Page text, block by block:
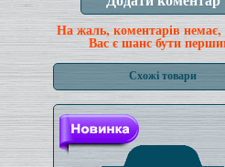
На жаль, коментарів немає,
Вас є шанс бути
Схожі товари